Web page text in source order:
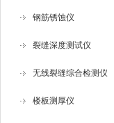
钢筋锈蚀仪
裂缝深度测试仪
无线裂缝综合检测仪
楼板测厚仪